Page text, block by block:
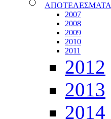
ΑΠΟΤΕΛΕΣΜΑΤΑ
2007
2008
2009
2010
2011
2012
2013
2014